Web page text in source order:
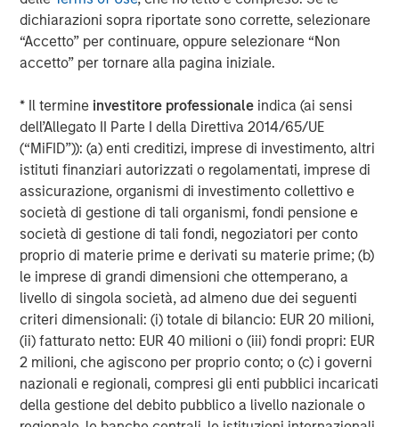
dichiarazioni sopra riportate sono corrette, selezionare
“Accetto” per continuare, oppure selezionare “Non
accetto” per tornare alla pagina iniziale.
* Il termine investitore professionale indica (ai sensi
dell’Allegato II Parte I della Direttiva 2014/65/UE
(“MiFID”)): (a) enti creditizi, imprese di investimento, altri
istituti finanziari autorizzati o regolamentati, imprese di
assicurazione, organismi di investimento collettivo e
società di gestione di tali organismi, fondi pensione e
società di gestione di tali fondi, negoziatori per conto
proprio di materie prime e derivati su materie prime; (b)
le imprese di grandi dimensioni che ottemperano, a
livello di singola società, ad almeno due dei seguenti
criteri dimensionali: (i) totale di bilancio: EUR 20 milioni,
(ii) fatturato netto: EUR 40 milioni o (iii) fondi propri: EUR
2 milioni, che agiscono per proprio conto; o (c) i governi
nazionali e regionali, compresi gli enti pubblici incaricati
della gestione del debito pubblico a livello nazionale o
Diversification neither assures a profit nor guarantees against
loss in a declining market.
There is no assurance that a portfolio will achieve its investment
objective. Portfolios are subject tomarket risk, which is the
possibility that the market values of securities owned by the
portfolio will decline and that the value of portfolio shares may
therefore be less than what you paid for them. Market values
can change daily due to economic and other events (e.g.,
natural disasters, health crises, terrorism, conflicts, and social
unrest) that affect markets, countries, companies, or
governments. It is difficult to predict the timing, duration, and
potential adverse effects (e.g., portfolio liquidity) of events.
Accordingly, you can lose money investing in a portfolio.Fixed-
income securitiesare subject to the ability of an issuer to make
timely principal and interest payments (credit risk), changes in
interest rates (interest rate risk), the creditworthiness of the
issuer and general market liquidity (market risk). In a rising
interest-rate environment, bond prices may fall and may result
in periods of volatility and increased portfolio redemptions. In a